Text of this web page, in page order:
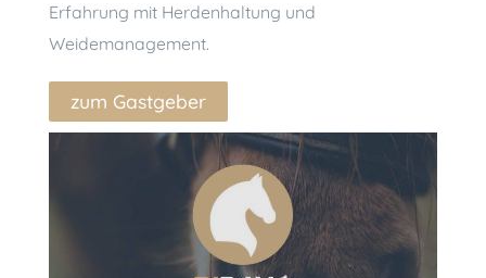
Erfahrung mit Herdenhaltung und
Weidemanagement.
zum Gastgeber